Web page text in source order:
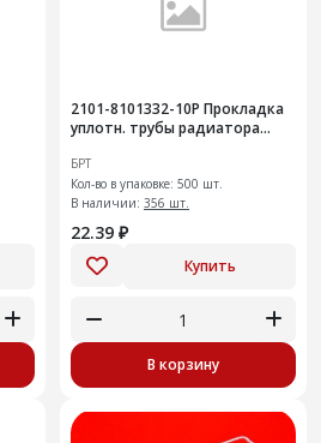
2101-8101332-10Р Прокладка
уплотн. трубы радиатора
БРТ
Кол-во в упаковке: 500 шт.
В наличии: 356 шт.
22.39 ₽
Купить
В корзину